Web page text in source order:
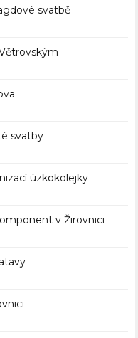
svatbě
svatby
úzkokolejky
v Žirovnici